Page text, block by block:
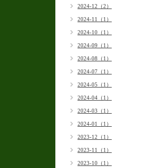
2024-12（2）
2024-11（1）
2024-10（1）
2024-09（1）
2024-08（1）
2024-07（1）
2024-05（1）
2024-04（1）
2024-03（1）
2024-01（1）
2023-12（1）
2023-11（1）
2023-10（1）